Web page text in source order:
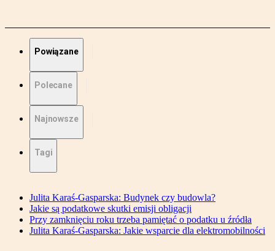
Powiązane
Polecane
Najnowsze
Tagi
Julita Karaś-Gasparska: Budynek czy budowla?
Jakie są podatkowe skutki emisji obligacji
Przy zamknięciu roku trzeba pamiętać o podatku u źródła
Julita Karaś-Gasparska: Jakie wsparcie dla elektromobilności